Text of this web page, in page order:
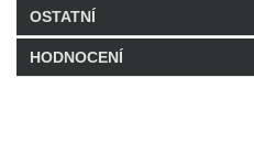
OSTATNÍ
Kód: LLL6
HODNOCENÍ